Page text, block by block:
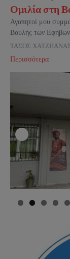
Ομιλία στη
Αγαπητοί μου
Βουλής των Εφήβων
ΤΑΣΟΣ
Περισσότερα